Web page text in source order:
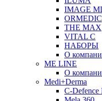
IMAGE
ORMEDIC
THE MAX
VITAL C
НАБОРЫ
О
ME LINE
О
Medi+Derma
C-Defence